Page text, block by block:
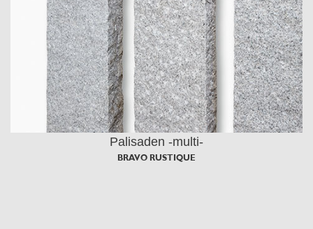
Palisaden -multi-
BRAVO RUSTIQUE